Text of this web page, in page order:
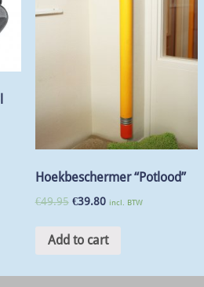
Hoekbeschermer “Potlood”
€49.95 €39.80 incl. BTW
Add to cart